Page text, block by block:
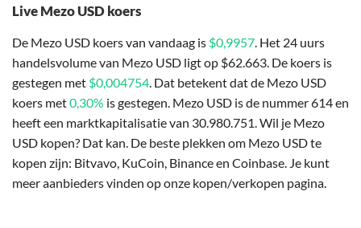
Live Mezo USD koers
De Mezo USD koers van vandaag is $0,9957. Het 24 uurs
handelsvolume van Mezo USD ligt op $62.663. De koers is
gestegen met $0,004754. Dat betekent dat de Mezo USD
koers met0,30% is gestegen. Mezo USD is de nummer 614 en
heeft een marktkapitalisatie van 30.980.751. Wil je Mezo
USD kopen? Dat kan. De beste plekken om Mezo USD te
kopen zijn: Bitvavo, KuCoin, Binance en Coinbase. Je kunt
meer aanbieders vinden op onze kopen/verkopen pagina.